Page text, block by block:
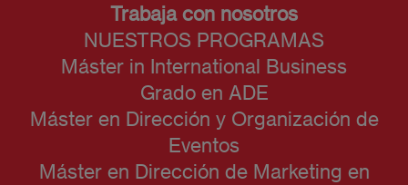
Trabaja con nosotros
NUESTROS PROGRAMAS
Máster in International Business
Grado en ADE
Máster en Dirección y Organización de
Eventos
Máster en Dirección de Marketing en